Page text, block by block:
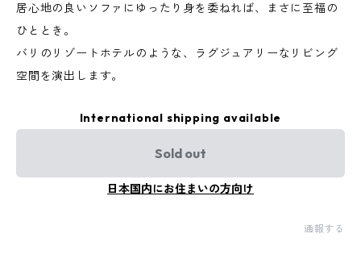
居心地の良いソファにゆったり身を委ねれば、まさに至福の
ひととき。
バリのリゾートホテルのような、ラグジュアリーなリビング
空間を演出します。
International shipping available
Sold out
日本国内にお住まいの方向け
通報する